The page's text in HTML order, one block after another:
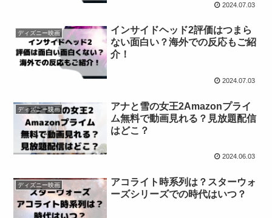
2024.07.03
ディズニー映画
インサイドヘッド2評価はつまら
ない面白い？海外での反応もご紹
介！
2024.07.03
ディズニー映画
アナと雪の女王2Amazonプライ
ム無料で動画見れる？見放題配信
はどこ？
2024.06.03
ディズニー映画
アコライト時系列は？スターウォ
ーズシリーズでの時代はいつ？